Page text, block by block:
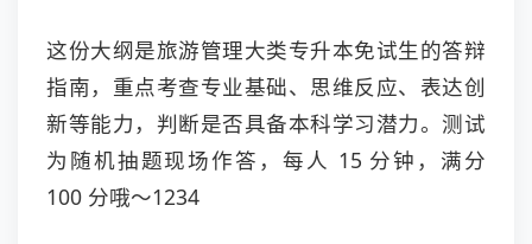
这份大纲是旅游管理大类专升本免试生的答辩
指南，重点考查专业基础、思维反应、表达创
新等能力，判断是否具备本科学习潜力。测试
为随机抽题现场作答，每人 15 分钟，满分
100 分哦～1234